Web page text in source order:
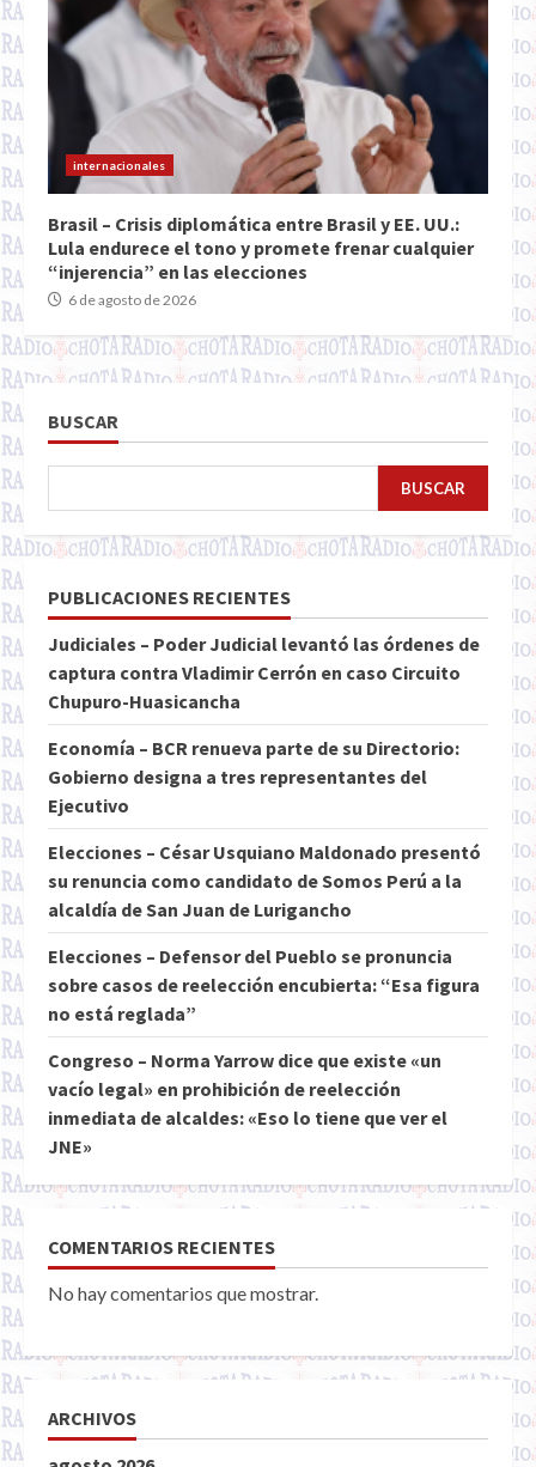
internacionales
Brasil – Crisis diplomática entre Brasil y EE. UU.:
Lula endurece el tono y promete frenar cualquier
“injerencia” en las elecciones
6 de agosto de 2026
BUSCAR
BUSCAR
PUBLICACIONES RECIENTES
Judiciales – Poder Judicial levantó las órdenes de
captura contra Vladimir Cerrón en caso Circuito
Chupuro-Huasicancha
Economía – BCR renueva parte de su Directorio:
Gobierno designa a tres representantes del
Ejecutivo
Elecciones – César Usquiano Maldonado presentó
su renuncia como candidato de Somos Perú a la
alcaldía de San Juan de Lurigancho
Elecciones – Defensor del Pueblo se pronuncia
sobre casos de reelección encubierta: “Esa figura
no está reglada”
Congreso – Norma Yarrow dice que existe «un
vacío legal» en prohibición de reelección
inmediata de alcaldes: «Eso lo tiene que ver el
JNE»
COMENTARIOS RECIENTES
No hay comentarios que mostrar.
ARCHIVOS